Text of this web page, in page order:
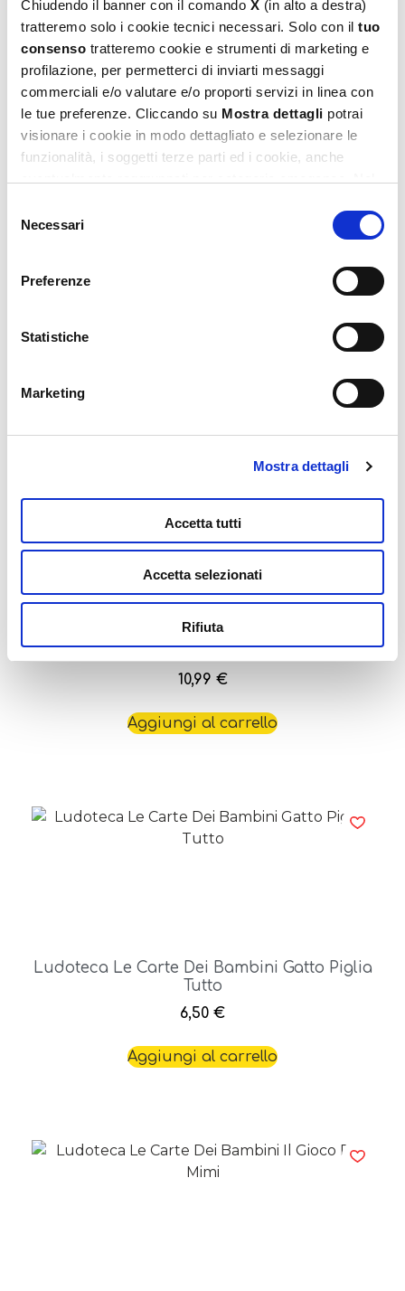
Chiudendo il banner con il comando X (in alto a destra)
tratteremo solo i cookie tecnici necessari. Solo con il tuo
consenso tratteremo cookie e strumenti di marketing e
profilazione, per permetterci di inviarti messaggi
commerciali e/o valutare e/o proporti servizi in linea con
le tue preferenze. Cliccando su Mostra dettagli potrai
visionare i cookie in modo dettagliato e selezionare le
funzionalità, i soggetti terze parti ed i cookie, anche
Privacy e Cookie Policy,
dove potrai avere maggiori
informazioni e modificare le tue scelte. Potrai verificare e
modificare i tuoi consensi anche cliccando sul simbolo
della graffetta presente su ogni pagina
delNecessari
Preferenze
Statistiche
Marketing
Mostra dettagli
Accetta tutti
Accetta selezionati
Rifiuta
10,99 €
Aggiungi al carrello
Ludoteca Le Carte Dei Bambi Schiaffo
10,99 €
Aggiungi al carrello
Ludoteca Le Carte Dei Bambini Gatto Piglia
Tutto
6,50 €
Aggiungi al carrello